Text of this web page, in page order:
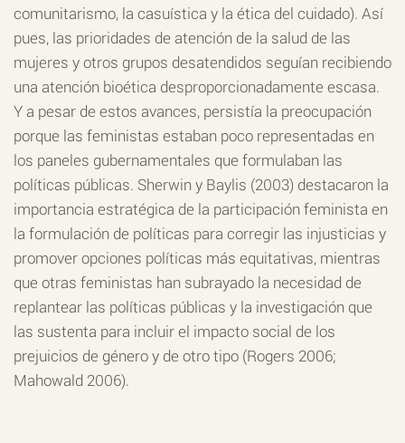
comunitarismo, la casuística y la ética del cuidado). Así
pues, las prioridades de atención de la salud de las
mujeres y otros grupos desatendidos seguían recibiendo
una atención bioética desproporcionadamente escasa.
Y a pesar de estos avances, persistía la preocupación
porque las feministas estaban poco representadas en
los paneles gubernamentales que formulaban las
políticas públicas. Sherwin y Baylis (2003) destacaron la
importancia estratégica de la participación feminista en
la formulación de políticas para corregir las injusticias y
promover opciones políticas más equitativas, mientras
que otras feministas han subrayado la necesidad de
replantear las políticas públicas y la investigación que
las sustenta para incluir el impacto social de los
prejuicios de género y de otro tipo (Rogers 2006;
Mahowald 2006).